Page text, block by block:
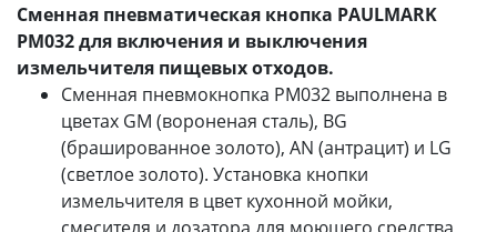
Сменная пневматическая кнопка PAULMARK
PM032 для включения и выключения
измельчителя пищевых отходов.
Сменная пневмокнопка PM032 выполнена в
цветах GM (вороненая сталь), BG
(брашированное золото), AN (антрацит) и LG
(светлое золото). Установка кнопки
измельчителя в цвет кухонной мойки,